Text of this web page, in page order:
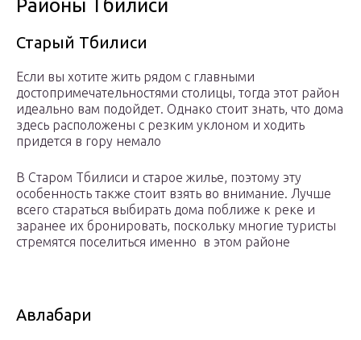
Районы Тбилиси
Старый Тбилиси
Если вы хотите жить рядом с главными
достопримечательностями столицы, тогда этот район
идеально вам подойдет. Однако стоит знать, что дома
здесь расположены с резким уклоном и ходить
придется в гору немало
В Старом Тбилиси и старое жилье, поэтому эту
особенность также стоит взять во внимание. Лучше
всего стараться выбирать дома поближе к реке и
заранее их бронировать, поскольку многие туристы
стремятся поселиться именно в этом районе
Авлабари